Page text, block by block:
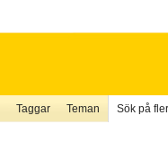
Taggar Teman Sök på